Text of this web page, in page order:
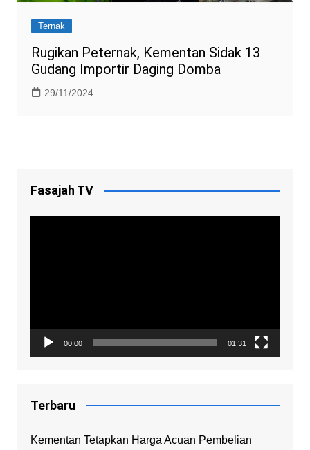
Ternak
Rugikan Peternak, Kementan Sidak 13
Gudang Importir Daging Domba
29/11/2024
Fasajah TV
00:00 01:31
Terbaru
Kementan Tetapkan Harga Acuan Pembelian